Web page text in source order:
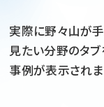
実際に野々山が
見たい分野のタブ
事例が表示されま